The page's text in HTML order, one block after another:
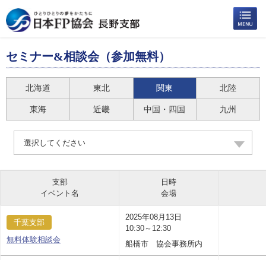
セミナー&相談会（参加無料）
北海道 東北 関東 北陸
東海 近畿 中国・四国 九州
選択してください
支部
イベント名
日時
会場
千葉支部
無料体験相談会
2025年08月13日
10:30～12:30
船橋市 協会事務所内